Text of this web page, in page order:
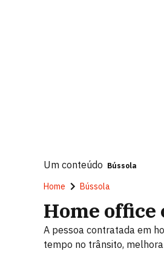
Um conteúdo Bússola
Home Bússola
Home office
A pessoa contratada em
tempo no trânsito,